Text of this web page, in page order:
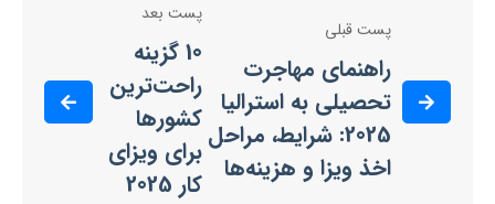
پست قبلی
راهنمای مهاجرت
تحصیلی به استرالیا
2025: شرایط، مراحل
اخذ ویزا و هزینه‌ها
پست بعد
10 گزینه
راحت‌ترین
کشورها
برای ویزای
کار 2025